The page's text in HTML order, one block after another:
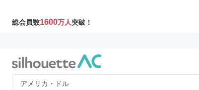
総会員数1600万人突破！